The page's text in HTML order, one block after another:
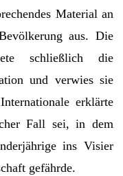
Material an
aus. Die
schließlich die
und verwies sie
erklärte
Fall sei, in dem
ins Visier
gefährde.